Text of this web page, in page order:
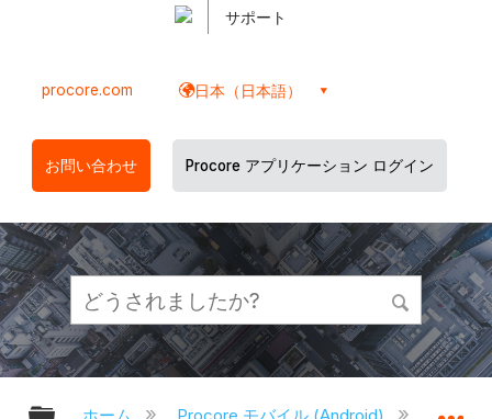
サポート
procore.com 日本（日本語）
お問い合わせ Procore アプリケーション ログイン